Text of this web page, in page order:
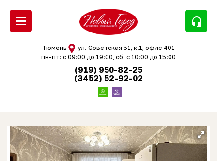
headset_mic
Тюмень
ул. Советская 51, к.1, офис 401
пн-пт: с 09:00 до 19:00, сб: с 10:00 до 15:00
(919) 950-82-25
(3452) 52-92-02